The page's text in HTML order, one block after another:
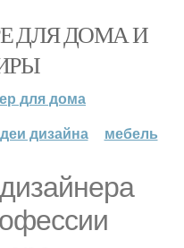
ДЛЯ ДОМА И
для дома
дизайна мебель